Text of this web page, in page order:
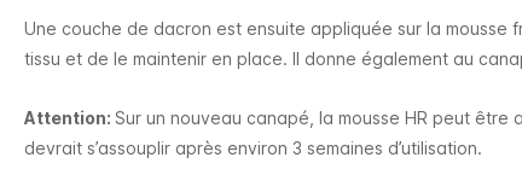
Une couche de dacron est ensuite appliquée sur la mousse
tissu et de le maintenir en place. Il donne également au
Attention: Sur un nouveau canapé, la mousse HR peut être
devrait s’assouplir après environ 3 semaines d’utilisation.